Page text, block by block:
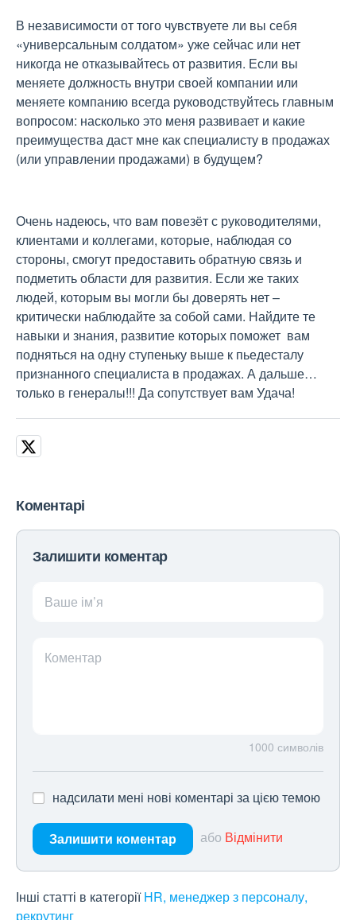
В независимости от того чувствуете ли вы себя
«универсальным солдатом» уже сейчас или нет
никогда не отказывайтесь от развития. Если вы
меняете должность внутри своей компании или
меняете компанию всегда руководствуйтесь главным
вопросом: насколько это меня развивает и какие
преимущества даст мне как специалисту в продажах
(или управлении продажами) в будущем?
Очень надеюсь, что вам повезёт с руководителями,
клиентами и коллегами, которые, наблюдая со
стороны, смогут предоставить обратную связь и
подметить области для развития. Если же таких
людей, которым вы могли бы доверять нет –
критически наблюдайте за собой сами. Найдите те
навыки и знания, развитие которых поможет вам
подняться на одну ступеньку выше к пьедесталу
признанного специалиста в продажах. А дальше…
только в генералы!!! Да сопутствует вам Удача!
Коментарі
Залишити коментар
Ваше ім’я
Коментар
1000 символів
надсилати мені нові коментарі за цією темою
Залишити коментар або Відмінити
Інші статті в категорії HR, менеджер з персоналу,
рекрутинг